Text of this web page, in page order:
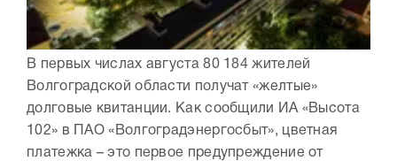
В первых числах августа 80 184 жителей
Волгоградской области получат «желтые»
долговые квитанции. Как сообщили ИА «Высота
102» в ПАО «Волгоградэнергосбыт», цветная
платежка – это первое предупреждение от